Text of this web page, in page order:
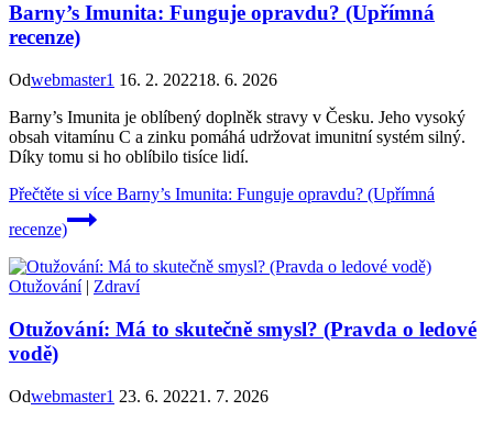
Barny’s Imunita: Funguje opravdu? (Upřímná
recenze)
Odwebmaster1 16. 2. 202218. 6. 2026
Barny’s Imunita je oblíbený doplněk stravy v Česku. Jeho vysoký
obsah vitamínu C a zinku pomáhá udržovat imunitní systém silný.
Díky tomu si ho oblíbilo tisíce lidí.
Přečtěte si více Barny’s Imunita: Funguje opravdu? (Upřímná
recenze)
Otužování| Zdraví
Otužování: Má to skutečně smysl? (Pravda o ledové
vodě)
Odwebmaster1 23. 6. 20221. 7. 2026